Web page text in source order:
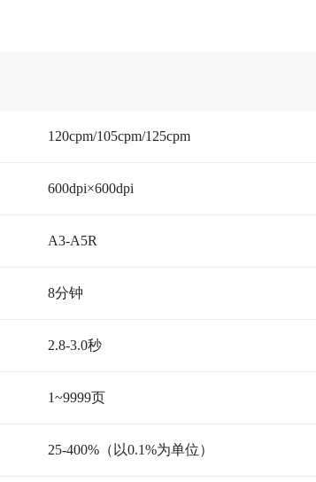
120cpm/105cpm/125cpm
600dpi×600dpi
A3-A5R
8分钟
2.8-3.0秒
1~9999页
25-400%（以0.1%为单位）